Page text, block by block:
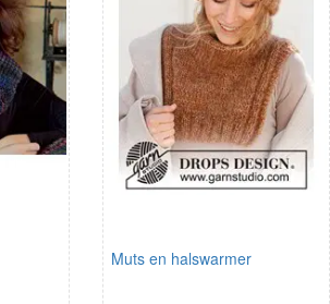
Muts en halswarmer